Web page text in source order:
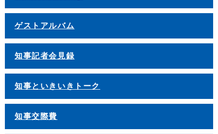
ゲストアルバム
知事記者会見録
知事といきいきトーク
知事交際費